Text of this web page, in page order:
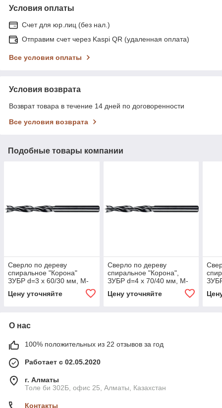
Условия оплаты
Счет для юр.лиц (без нал.)
Отправим счет через Kaspi QR (удаленная оплата)
Все условия оплаты
Условия возврата
Возврат товара в течение 14 дней по договоренности
Все условия возврата
Подобные товары компании
Сверло по дереву
спиральное "Корона"
ЗУБР d=3 x 60/30 мм, М-
образная заточка (29421-
060-03)
Цену уточняйте
Сверло по дереву
спиральное "Корона",
ЗУБР d=4 x 70/40 мм, М-
образная заточка (29421-
070-04)
Цену уточняйте
О нас
100% положительных из 22 отзывов за год
Работает с 02.05.2020
г. Алматы
Толе би 302Б, офис 25, Алматы, Казахстан
Контакты